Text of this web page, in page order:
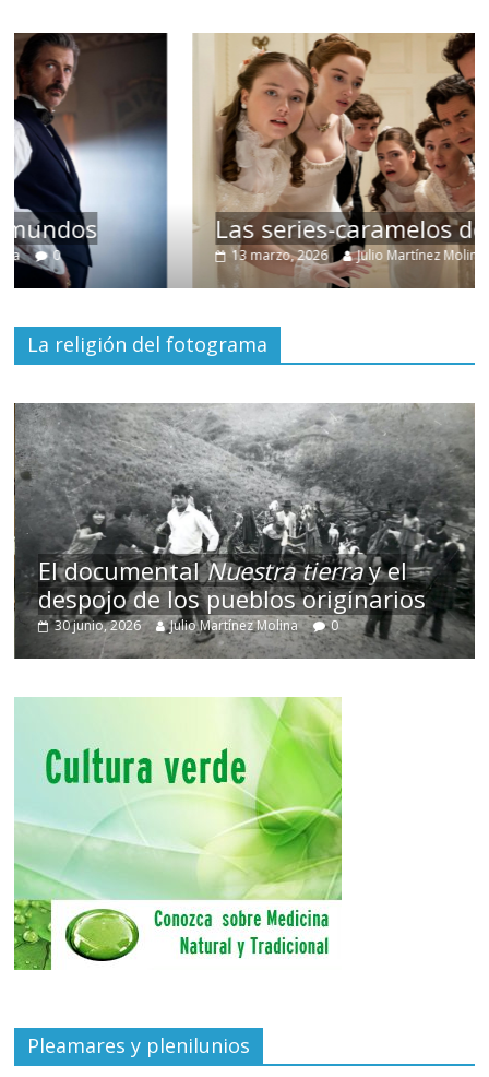
Las series-caramelos de Shondaland
13 marzo, 2026 Julio Martínez Molina 0
La religión del fotograma
El documentalNuestra tierray el
despojo de los pueblos originarios
30 junio, 2026 Julio Martínez Molina 0
Pleamares y plenilunios